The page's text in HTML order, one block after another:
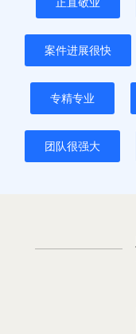
案件进展很快
专精专业
团队很强大